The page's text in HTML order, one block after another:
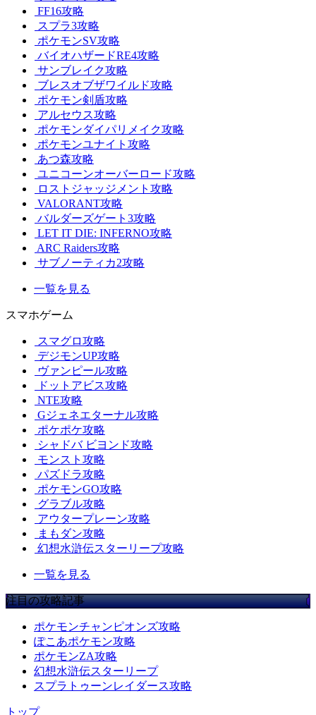
FF16攻略
スプラ3攻略
ポケモンSV攻略
バイオハザードRE4攻略
サンブレイク攻略
ブレスオブザワイルド攻略
ポケモン剣盾攻略
アルセウス攻略
ポケモンダイパリメイク攻略
ポケモンユナイト攻略
あつ森攻略
ユニコーンオーバーロード攻略
ロストジャッジメント攻略
VALORANT攻略
バルダーズゲート3攻略
LET IT DIE: INFERNO攻略
ARC Raiders攻略
サブノーティカ2攻略
一覧を見る
スマホゲーム
スマグロ攻略
デジモンUP攻略
ヴァンピール攻略
ドットアビス攻略
NTE攻略
Gジェネエターナル攻略
ポケポケ攻略
シャドバ ビヨンド攻略
モンスト攻略
パズドラ攻略
ポケモンGO攻略
グラブル攻略
アウタープレーン攻略
まもダン攻略
幻想水滸伝スターリープ攻略
一覧を見る
注目の攻略記事
ポケモンチャンピオンズ攻略
ぽこあポケモン攻略
ポケモンZA攻略
幻想水滸伝スターリープ
スプラトゥーンレイダース攻略
トップ